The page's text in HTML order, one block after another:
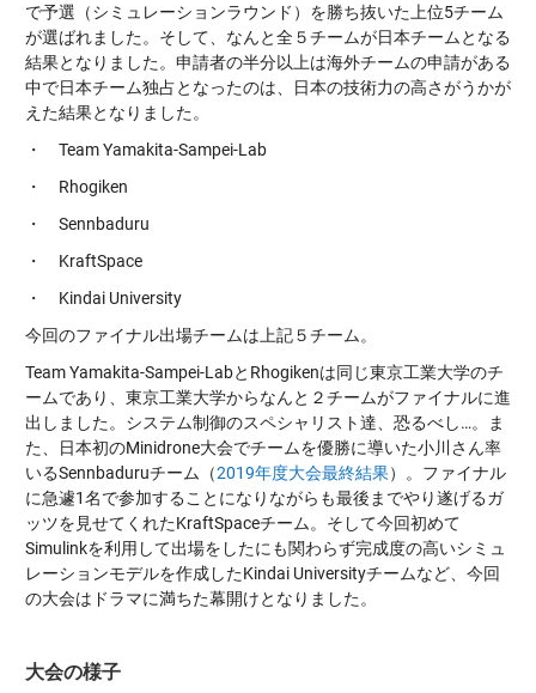
で予選（シミュレーションラウンド）を勝ち抜いた上位5チーム
が選ばれました。そして、なんと全５チームが日本チームとなる
結果となりました。申請者の半分以上は海外チームの申請がある
中で日本チーム独占となったのは、日本の技術力の高さがうかが
えた結果となりました。
・ Team Yamakita-Sampei-Lab
・ Rhogiken
・ Sennbaduru
・ KraftSpace
・ Kindai University
今回のファイナル出場チームは上記５チーム。
Team Yamakita-Sampei-LabとRhogikenは同じ東京工業大学のチ
ームであり、東京工業大学からなんと２チームがファイナルに進
出しました。システム制御のスペシャリスト達、恐るべし…。
ま
た、日本初のMinidrone大会でチームを優勝に導いた小川さん率
いるSennbaduruチーム（2019年度大会最終結果）。ファイナル
に急遽1名で参加することになりながらも最後までやり遂げるガ
ッツを見せてくれたKraftSpaceチーム。そして今回初めて
Simulinkを利用して出場をしたにも関わらず完成度の高いシミュ
レーションモデルを作成したKindai Universityチームなど、今回
の大会はドラマに満ちた幕開けとなりました。
大会の様子